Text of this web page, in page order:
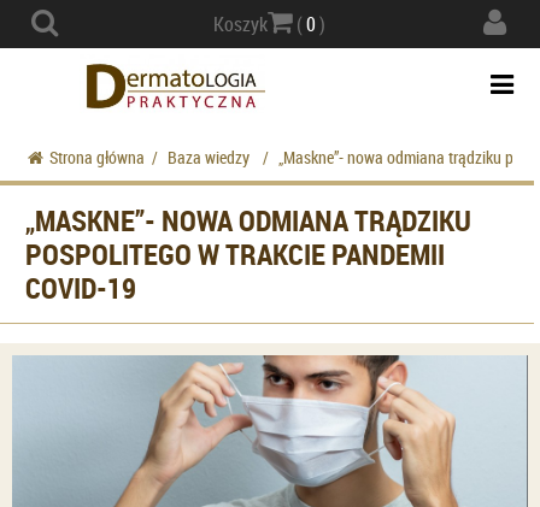
Koszyk (0)
Strona główna / Baza wiedzy / „Maskne”- nowa odmiana trądziku
„MASKNE”- NOWA ODMIANA TRĄDZIKU
POSPOLITEGO W TRAKCIE PANDEMII
COVID-19